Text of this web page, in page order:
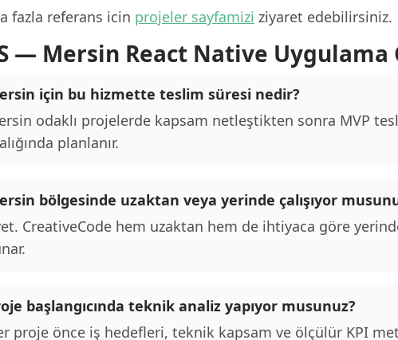
fazla referans icin projeler sayfamizi ziyaret edebilirsiniz.
— Mersin React Native
için bu hizmette teslim süresi nedir?
odaklı projelerde kapsam netleştikten sonra MVP
planlanır.
bölgesinde uzaktan veya yerinde çalışıyor
CreativeCode hem uzaktan hem de ihtiyaca göre
başlangıcında teknik analiz yapıyor musunuz?
proje önce iş hedefleri, teknik kapsam ve ölçülür KPI